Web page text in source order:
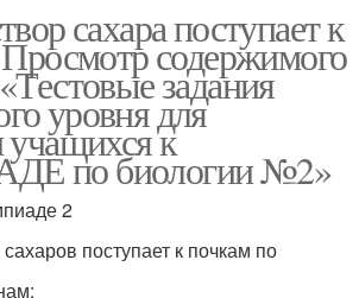
сахара поступает к
содержимого
задания
уровня для
учащихся к
по биологии №2»
2
поступает к почкам по